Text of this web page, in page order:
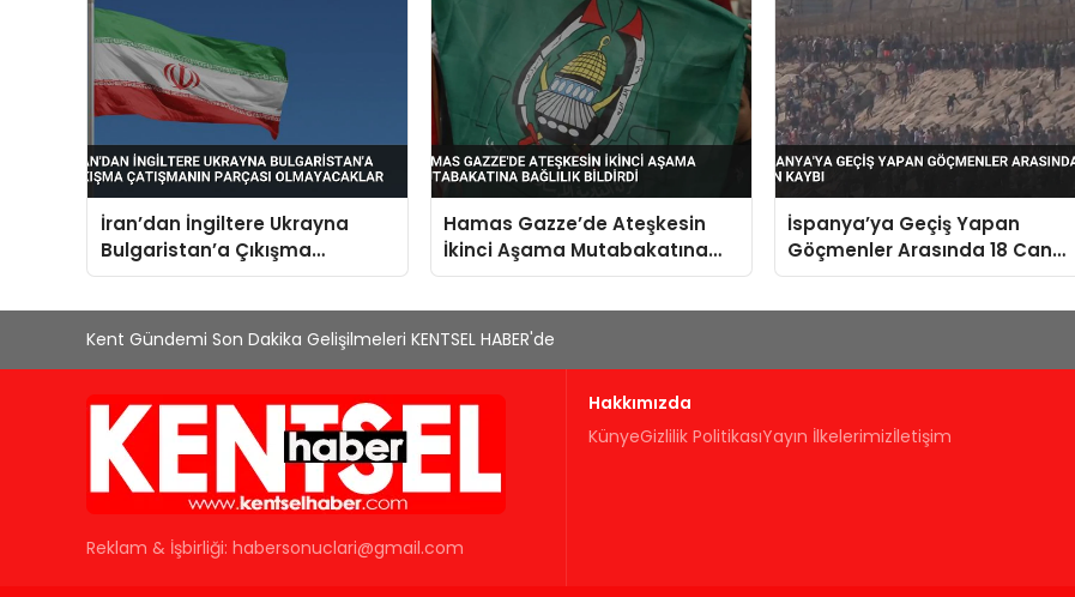
İran’dan İngiltere Ukrayna
Bulgaristan’a Çıkışma
Çatışmanın Parçası
Hamas Gazze’de Ateşkesin
İkinci Aşama Mutabakatına
Bağlılık Bildirdi
İspanya’ya Geçiş Yapan
Göçmenler Arasında 18 Can
Kaybı
Kent Gündemi Son Dakika Gelişilmeleri KENTSEL HABER'de
Reklam & İşbirliği: habersonuclari@gmail.com
Hakkımızda
KünyeGizlilik PolitikasıYayın İlkelerimizİletişim